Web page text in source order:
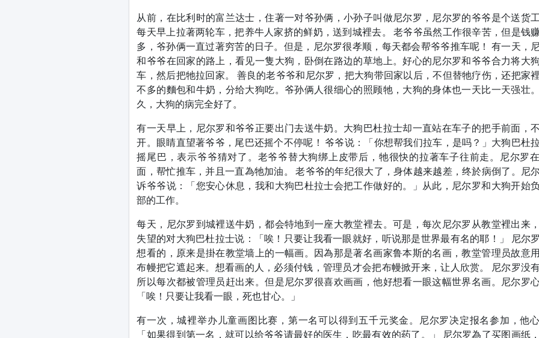
or
从前，在比利时的富兰达士，住著一对爷孙俩，小孙子叫做尼尔罗，尼尔罗的爷爷是个送货
每天早上拉著两轮车，把养牛人家挤的鲜奶，送到城裡去。 老爷爷虽然工作很辛苦，但是钱
多，爷孙俩一直过著穷苦的日子。但是，尼尔罗很孝顺，每天都会帮爷爷推车呢！ 有一天，
和爷爷在回家的路上，看见一隻大狗，卧倒在路边的草地上。好心的尼尔罗和爷爷合力将大
车，然后把牠拉回家。 善良的老爷爷和尼尔罗，把大狗带回家以后，不但替牠疗伤，还把家
不多的麵包和牛奶，分给大狗吃。爷孙俩人很细心的照顾牠，大狗的身体也一天比一天强壮
久，大狗的病完全好了。
有一天早上，尼尔罗和爷爷正要出门去送牛奶。大狗巴杜拉士却一直站在车子的把手前面，
开。眼睛直望著爷爷，尾巴还摇个不停呢！ 爷爷说：「你想帮我们拉车，是吗？」大狗巴杜
摇尾巴，表示爷爷猜对了。老爷爷替大狗绑上皮带后，牠很快的拉著车子往前走。尼尔罗
面，帮忙推车，并且一直為牠加油。 老爷爷的年纪很大了，身体越来越差，终於病倒了。尼
诉爷爷说：「您安心休息，我和大狗巴杜拉士会把工作做好的。」从此，尼尔罗和大狗开始
部的工作。
每天，尼尔罗到城裡送牛奶，都会特地到一座大教堂裡去。可是，每次尼尔罗从教堂裡出来
失望的对大狗巴杜拉士说：「唉！只要让我看一眼就好，听说那是世界最有名的耶！」 尼尔
想看的，原来是掛在教堂墙上的一幅画。因為那是著名画家鲁本斯的名画，教堂管理员故意
布幔把它遮起来。想看画的人，必须付钱，管理员才会把布幔掀开来，让人欣赏。 尼尔罗没
所以每次都被管理员赶出来。但是尼尔罗很喜欢画画，他好想看一眼这幅世界名画。尼尔罗
「唉！只要让我看一眼，死也甘心。」
有一次，城裡举办儿童画图比赛，第一名可以得到五千元奖金。尼尔罗决定报名参加，他
「如果得到第一名，就可以给爷爷请最好的医生，吃最有效的药了。」 尼尔罗為了买图画纸